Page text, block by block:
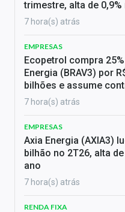
trimestre, alta de
7 hora(s) atrás
EMPRESAS
Ecopetrol compra
Energia (BRAV3) por
bilhões e assume
7 hora(s) atrás
EMPRESAS
Axia Energia (AXIA3)
bilhão no 2T26, alta
ano
7 hora(s) atrás
RENDA FIXA